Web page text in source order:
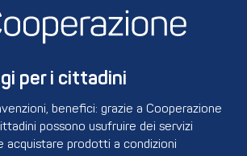
per i cittadini
benefici: grazie a Cooperazione
possono usufruire dei servizi
acquistare prodotti a condizioni